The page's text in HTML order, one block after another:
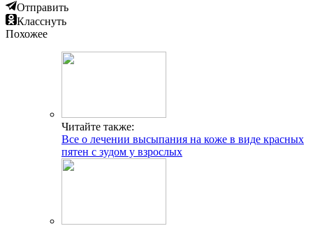
Отправить
Класснуть
Похожее
Читайте также:
Все о лечении высыпания на коже в виде красных
пятен с зудом у взрослых